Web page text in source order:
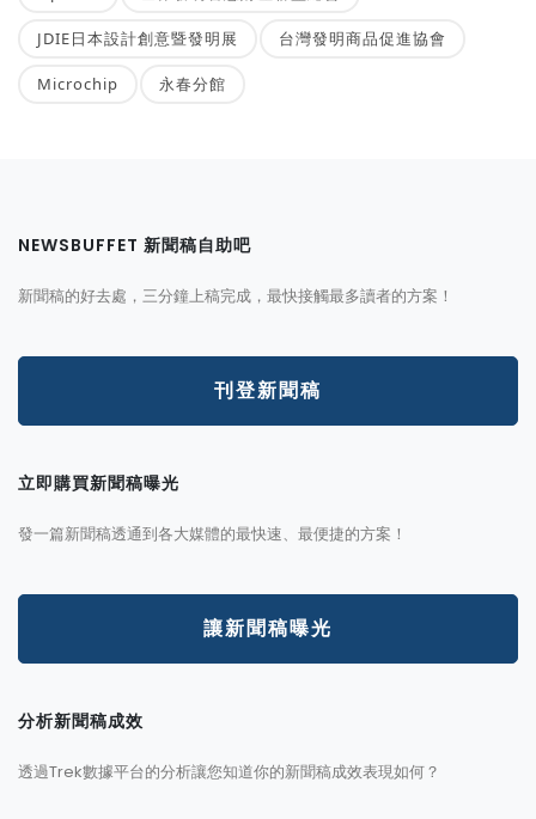
JDIE日本設計創意暨發明展 台灣發明商品促進協會
Microchip 永春分館
NEWSBUFFET 新聞稿自助吧
新聞稿的好去處，三分鐘上稿完成，最快接觸最多讀者的方案！
刊登新聞稿
立即購買新聞稿曝光
發一篇新聞稿透通到各大媒體的最快速、最便捷的方案！
讓新聞稿曝光
分析新聞稿成效
透過Trek數據平台的分析讓您知道你的新聞稿成效表現如何？